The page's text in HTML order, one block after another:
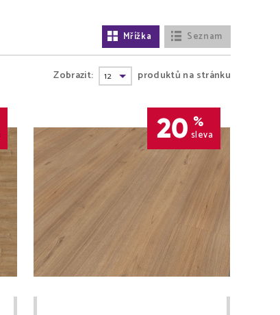
Mřížka Seznam
Zobrazit: produktů na stránku
20 %
sleva